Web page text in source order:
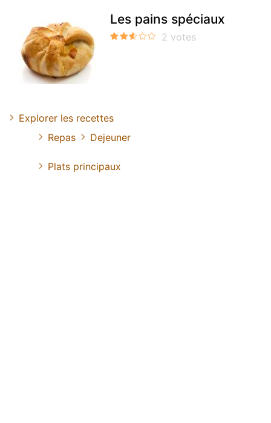
Les pains spéciaux
Explorer les recettes
Repas
Dejeuner
Plats principaux